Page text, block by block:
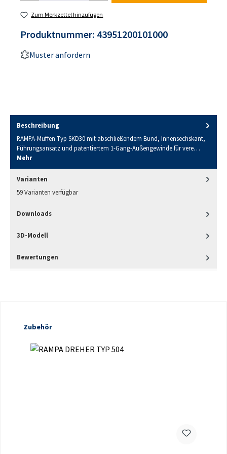
Zum Merkzettel hinzufügen
Produktnummer: 43951200101000
Muster anfordern
Beschreibung
RAMPA-Muffen Typ SKD30 mit abschließendem Bund, Innensechskant,
Führungsansatz und patentiertem 1-Gang-Außengewinde für vere…
Mehr
Varianten
59 Varianten verfügbar
Downloads
3D-Modell
Bewertungen
Produktgalerie überspringen
Zubehör